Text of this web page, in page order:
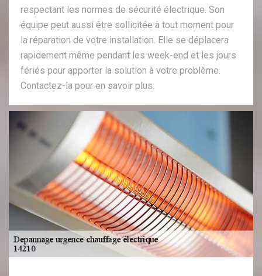
respectant les normes de sécurité électrique. Son
équipe peut aussi être sollicitée à tout moment pour
la réparation de votre installation. Elle se déplacera
rapidement même pendant les week-end et les jours
fériés pour apporter la solution à votre problème.
Contactez-la pour en savoir plus.